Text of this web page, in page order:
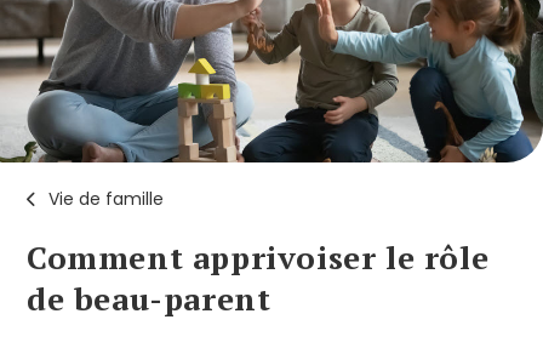
Vie de famille
Comment apprivoiser le rôle
de beau-parent